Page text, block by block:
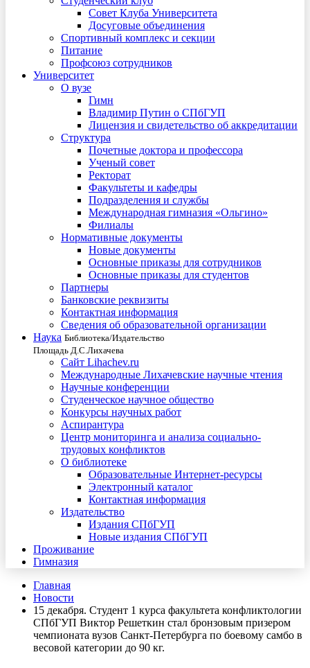
Совет Клуба Университета
Досуговые объединения
Спортивный комплекс и секции
Питание
Профсоюз сотрудников
Университет
О вузе
Гимн
Владимир Путин о СПбГУП
Лицензия и свидетельство об аккредитации
Структура
Почетные доктора и профессора
Ученый совет
Ректорат
Факультеты и кафедры
Подразделения и службы
Международная гимназия «Ольгино»
Филиалы
Нормативные документы
Новые документы
Основные приказы для сотрудников
Основные приказы для студентов
Партнеры
Банковские реквизиты
Контактная информация
Сведения об образовательной организации
Наука Библиотека/Издательство
Площадь Д.С.Лихачева
Сайт Lihachev.ru
Международные Лихачевские научные чтения
Научные конференции
Студенческое научное общество
Конкурсы научных работ
Аспирантура
Центр мониторинга и анализа социально-
трудовых конфликтов
О библиотеке
Образовательные Интернет-ресурсы
Электронный каталог
Контактная информация
Издательство
Издания СПбГУП
Новые издания СПбГУП
Проживание
Гимназия
Главная
Новости
15 декабря. Студент 1 курса факультета конфликтологии
СПбГУП Виктор Решеткин стал бронзовым призером
чемпионата вузов Санкт-Петербурга по боевому самбо в
весовой категории до 90 кг.